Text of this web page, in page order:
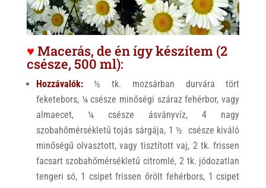
♥ Macerás, de én így készítem (2
csésze, 500 ml):
Hozzávalók:½ tk. mozsárban durvára tört
feketebors, ¼ csésze minőségi száraz fehérbor, vagy
almaecet, ¼ csésze ásványvíz, 4 nagy
szobahőmérsékletű tojás sárgája, 1 ½ csésze kiváló
minőségű olvasztott, vagy tisztított vaj, 2 tk. frissen
facsart szobahőmérsékletű citromlé, 2 tk. jódozatlan
tengeri só, 1 csipet frissen őrölt fehérbors, 1 csipet